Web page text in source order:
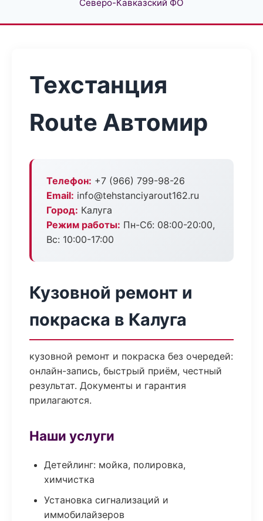
Северо-Кавказский ФО
Техстанция
Route Автомир
Телефон: +7 (966) 799-98-26
Email: info@tehstanciyarout162.ru
Город: Калуга
Режим работы: Пн-Сб: 08:00-20:00,
Вс: 10:00-17:00
Кузовной ремонт и
покраска в Калуга
кузовной ремонт и покраска без очередей:
онлайн-запись, быстрый приём, честный
результат. Документы и гарантия
прилагаются.
Наши услуги
Детейлинг: мойка, полировка,
химчистка
Установка сигнализаций и
иммобилайзеров